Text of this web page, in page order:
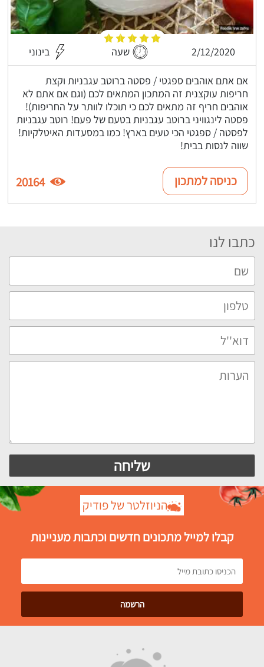
2/12/2020 שעה בינוני
אם אתם אוהבים ספגטי / פסטה ברוטב עגבניות וקצת
חריפות עוקצנית זה המתכון המתאים לכם (וגם אם אתם לא
אוהבים חריף זה מתאים לכם כי תוכלו לוותר על החריפות)!
פסטה לינגוויני ברוטב עגבניות בטעם של פעם! רוטב עגבניות
לפסטה / ספגטי הכי טעים בארץ! כמו במסעדות האיטלקיות!
שווה לנסות בבית!
כניסה למתכון 20164
כתבו לנו
הניוזלטר של פודיק
קבלו למייל מתכונים חדשים וכתבות מעניינות